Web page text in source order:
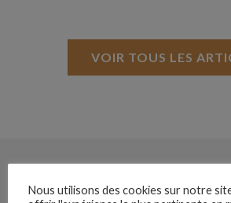
VOIR TOUS LES
Nous utilisons des cookies sur notre